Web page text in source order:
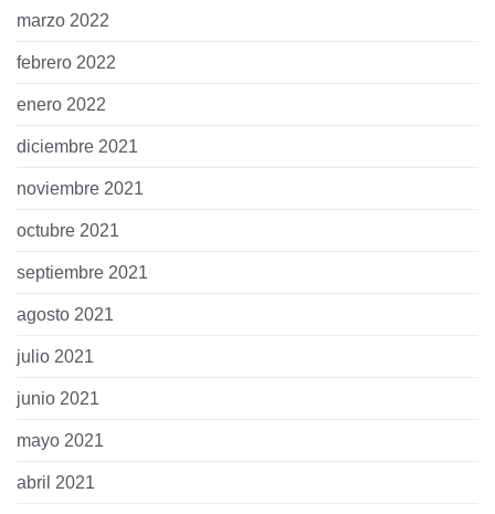
marzo 2022
febrero 2022
enero 2022
diciembre 2021
noviembre 2021
octubre 2021
septiembre 2021
agosto 2021
julio 2021
junio 2021
mayo 2021
abril 2021